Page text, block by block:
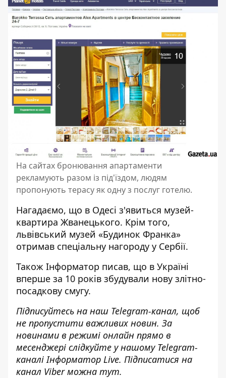
На сайтах бронювання апартаменти
рекламують разом із під'їздом, людям
пропонують терасу як одну з послуг готелю.
Нагадаємо, що в Одесі з'явиться музей-
квартира Жванецького. Крім того,
львівський музей «Будинок Франка»
отримав спеціальну нагороду у Сербії.
Також Інформатор писав, що в Україні
вперше за 10 років збудували нову злітно-
посадкову смугу.
Підписуйтесь на наш Telegram-канал, щоб
не пропустити важливих новин. За
новинами в режимі онлайн прямо в
месенджері слідкуйте у нашому Telegram-
каналіІнформатор Live. Підписатися на
канал Viber можна тут.